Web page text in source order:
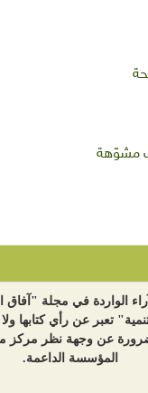
الواردة في مجلة "آفاق
تعبر عن رأي كتابها ولا
عن وجهة نظر مركز
المؤسسة الداعمة.